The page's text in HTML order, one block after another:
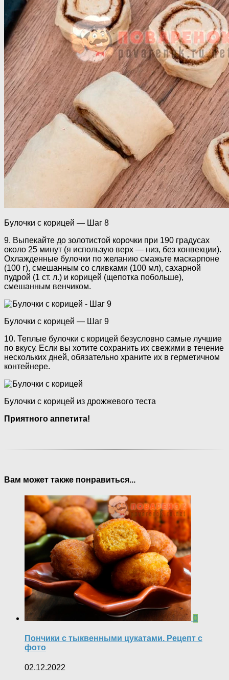
Булочки с корицей — Шаг 8
9. Выпекайте до золотистой корочки при 190 градусах
около 25 минут (я использую верх — низ, без конвекции).
Охлажденные булочки по желанию смажьте маскарпоне
(100 г), смешанным со сливками (100 мл), сахарной
пудрой (1 ст. л.) и корицей (щепотка побольше),
смешанным венчиком.
Булочки с корицей — Шаг 9
10. Теплые булочки с корицей безусловно самые лучшие
по вкусу. Если вы хотите сохранить их свежими в течение
нескольких дней, обязательно храните их в герметичном
контейнере.
Булочки с корицей из дрожжевого теста
Приятного аппетита!
Вам может также понравиться...
0
Пончики с тыквенными цукатами. Рецепт с
фото
02.12.2022